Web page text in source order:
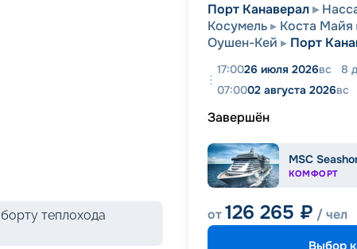
теплохода
Порт Канаверал
Косумель
Коста Майя
Оушен-Кей
Порт
17:0026 июля 2026вс 8
07:0002 августа 2026вс
Завершён
MSC
КОМФОРТ
от126 265 ₽ / чел
Выбор